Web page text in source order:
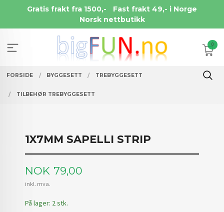
Gratis frakt fra 1500,-
Fast frakt 49,- i Norge
Norsk nettbutikk
0
FORSIDE BYGGESETT TREBYGGESETT
TILBEHØR TREBYGGESETT
1X7MM SAPELLI STRIP
Pris
NOK 79,00
inkl. mva.
På lager: 2 stk.